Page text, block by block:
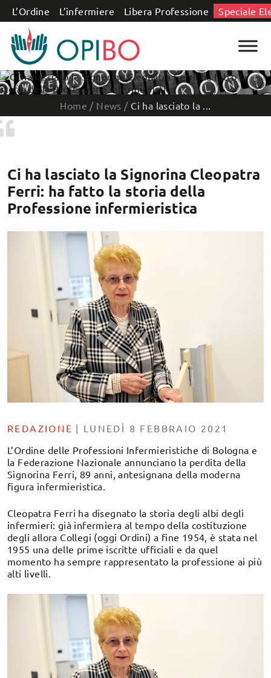
Salta al contenuto
L’Ordine L’infermiere Libera Professione Speciale
Home / News / Ci ha lasciato la ...
Ci ha lasciato la Signorina Cleopatra
Ferri: ha fatto la storia della
Professione infermieristica
REDAZIONE | LUNEDÌ 8 FEBBRAIO 2021
L’Ordine delle Professioni Infermieristiche di Bologna e
la Federazione Nazionale annunciano la perdita della
Signorina Ferri, 89 anni, antesignana della moderna
figura infermieristica.
Cleopatra Ferri ha disegnato la storia degli albi degli
infermieri: già infermiera al tempo della costituzione
degli allora Collegi (oggi Ordini) a fine 1954, è stata nel
1955 una delle prime iscritte ufficiali e da quel
momento ha sempre rappresentato la professione ai più
alti livelli.